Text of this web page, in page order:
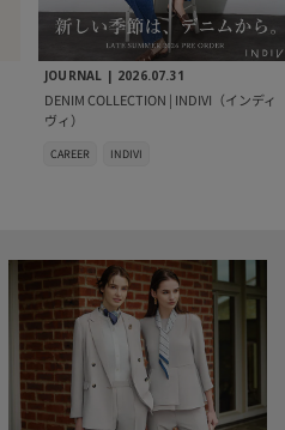
JOURNAL | 2026.07.31
DENIM COLLECTION | INDIVI（インディ
ヴィ）
CAREER INDIVI